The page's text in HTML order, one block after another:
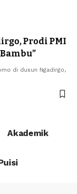
Prodi PMI
di dusun Ngadirgo,
Akademik